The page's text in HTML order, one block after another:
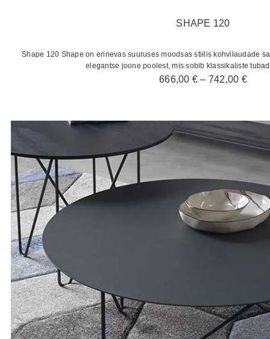
SHAPE 120
Shape 120 Shape on erinevas suuruses moodsas stiilis kohvilaudade
elegantse joone poolest, mis sobib klassikaliste
666,00 € – 742,00 €